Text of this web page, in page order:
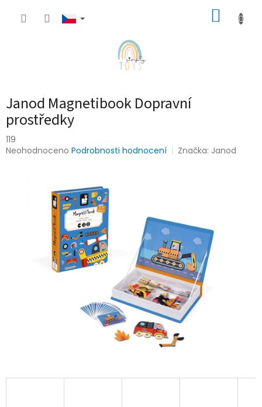
Janod Magnetibook Dopravní
prostředky
119
Průměrné
Neohodnoceno Podrobnosti hodnocení Značka: Janod